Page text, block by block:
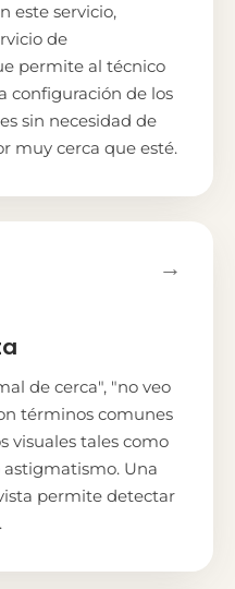
este servicio,
de
permite al técnico
configuración de los
sin necesidad de
muy cerca que esté.
de cerca", "no veo
términos comunes
visuales tales como
Una
permite detectar
→